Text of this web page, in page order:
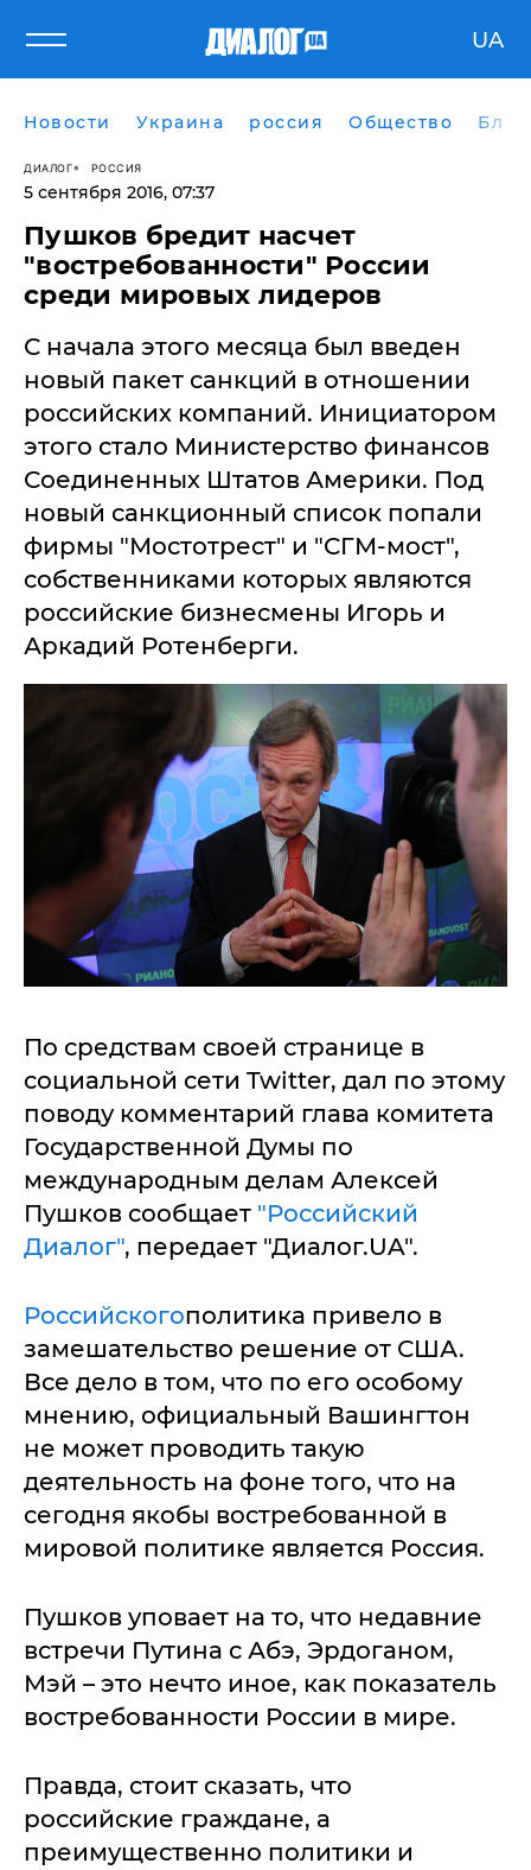
UA
Новости Украина россия Общество
ДИАЛОГ РОССИЯ
5 сентября 2016, 07:37
Пушков бредит насчет
"востребованности" России
среди мировых лидеров
С начала этого месяца был введен
новый пакет санкций в отношении
российских компаний. Инициатором
этого стало Министерство финансов
Соединенных Штатов Америки. Под
новый санкционный список попали
фирмы "Мостотрест" и "СГМ-мост",
собственниками которых являются
российские бизнесмены Игорь и
Аркадий Ротенберги.
По средствам своей странице в
социальной сети Twitter, дал по этому
поводу комментарий глава комитета
Государственной Думы по
международным делам Алексей
Пушков сообщает "Российский
Диалог", передает "Диалог.UA".
Российскогополитика привело в
замешательство решение от США.
Все дело в том, что по его особому
мнению, официальный Вашингтон
не может проводить такую
деятельность на фоне того, что на
сегодня якобы востребованной в
мировой политике является Россия.
Пушков уповает на то, что недавние
встречи Путина с Абэ, Эрдоганом,
Мэй – это нечто иное, как показатель
востребованности России в мире.
Правда, стоит сказать, что
российские граждане, а
преимущественно политики и